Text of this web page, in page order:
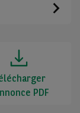
PDF